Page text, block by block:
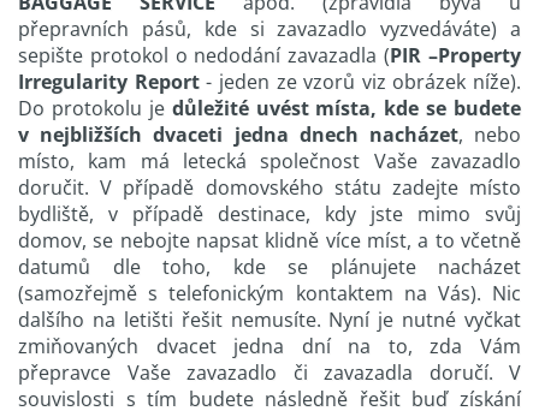
přepravních pásů, kde si zavazadlo vyzvedáváte) a
sepište protokol o nedodání zavazadla (PIR –Property
Irregularity Report- jeden ze vzorů viz obrázek níže).
Do protokolu je důležité uvést místa, kde se budete
v nejbližších dvaceti jedna dnech nacházet, nebo
místo, kam má letecká společnost Vaše zavazadlo
doručit. V případě domovského státu zadejte místo
bydliště, v případě destinace, kdy jste mimo svůj
domov, se nebojte napsat klidně více míst, a to včetně
datumů dle toho, kde se plánujete nacházet
(samozřejmě s telefonickým kontaktem na Vás). Nic
dalšího na letišti řešit nemusíte. Nyní je nutné vyčkat
zmiňovaných dvacet jedna dní na to, zda Vám
přepravce Vaše zavazadlo či zavazadla doručí. V
souvislosti s tím budete následně řešit buď získání